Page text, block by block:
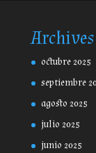
Archives
octubre 2025
septiembre
agosto 2025
julio 2025
junio 2025